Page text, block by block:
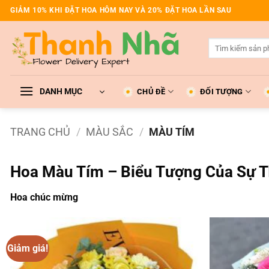
Bỏ
qua
dung
GIẢM 10% KHI ĐẶT HOA HÔM NAY VÀ 20% ĐẶT HOA LẦN SAU
DANH MỤC CHỦ ĐỀ ĐỐI TƯỢNG
TRANG CHỦ / MÀU SẮC / MÀU TÍM
Hoa Màu Tím – Biểu Tượng Của Sự
Hoa chúc mừng
Giảm giá!
Add to
wishlist